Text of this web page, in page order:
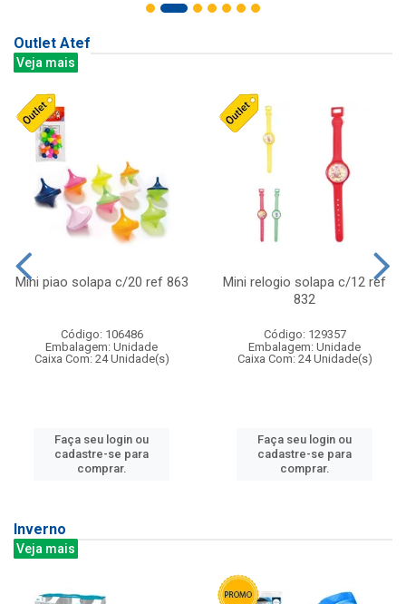
Outlet Atef
Veja mais
Mini piao solapa c/20 ref 863
Código: 106486
Embalagem: Unidade
Caixa Com: 24 Unidade(s)
Faça seu login ou
cadastre-se para
comprar.
Mini relogio solapa c/12 ref
832
Código: 129357
Embalagem: Unidade
Caixa Com: 24 Unidade(s)
Faça seu login ou
cadastre-se para
comprar.
Inverno
Veja mais